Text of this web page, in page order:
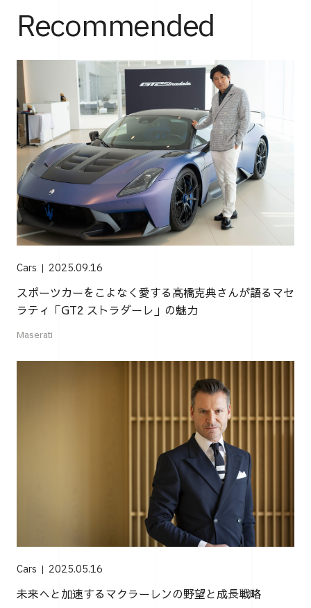
Recommended
Cars 2025.09.16
スポーツカーをこよなく愛する高橋克典さんが語るマセ
ラティ「GT2 ストラダーレ」の魅力
Maserati
Cars 2025.05.16
未来へと加速するマクラーレンの野望と成長戦略